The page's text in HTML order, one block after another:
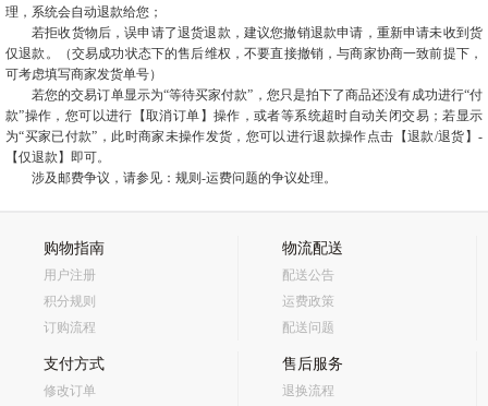
理，系统会自动退款给您；
若拒收货物后，误申请了退货退款，建议您撤销退款申请，重新申请未收到货
仅退款。（交易成功状态下的售后维权，不要直接撤销，与商家协商一致前提下，
可考虑填写商家发货单号）
若您的交易订单显示为“等待买家付款”，您只是拍下了商品还没有成功进行“付
款”操作，您可以进行【取消订单】操作，或者等系统超时自动关闭交易；若显示
为“买家已付款”，此时商家未操作发货，您可以进行退款操作点击【退款/退货】-
【仅退款】即可。
涉及邮费争议，请参见：规则-运费问题的争议处理。
购物指南
用户注册
积分规则
订购流程
物流配送
配送公告
运费政策
配送问题
支付方式
修改订单
售后服务
退换流程